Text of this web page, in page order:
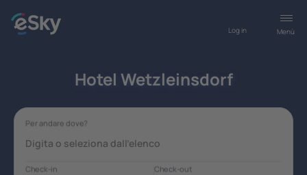
Menù
Log in
Hotel Wetzleinsdorf